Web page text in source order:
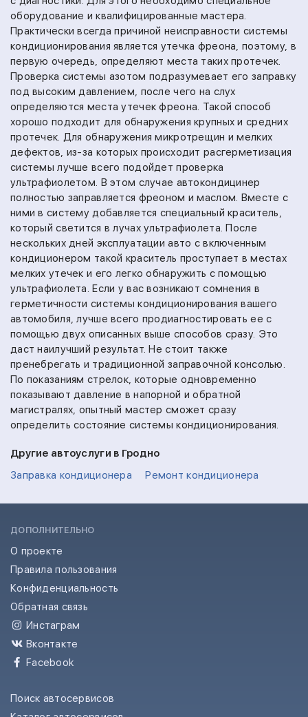
оборудование и квалифицированные мастера.
Практически всегда причиной неисправности системы
кондиционирования является утечка фреона, поэтому, в
первую очередь, определяют места таких протечек.
Проверка системы азотом подразумевает его заправку
под высоким давлением, после чего на слух
определяются места утечек фреона. Такой способ
хорошо подходит для обнаружения крупных и средних
протечек. Для обнаружения микротрещин и мелких
дефектов, из-за которых происходит расгерметизация
системы лучше всего подойдет проверка
ультрафиолетом. В этом случае автокондицинер
полностью заправляется фреоном и маслом. Вместе с
ними в систему добавляется специальный краситель,
который светится в лучах ультрафиолета. После
нескольких дней эксплуатации авто с включенным
кондиционером такой краситель проступает в местах
мелких утечек и его легко обнаружить с помощью
ультрафиолета. Если у вас возникают сомнения в
герметичности системы кондиционирования вашего
автомобиля, лучше всего продиагностировать ее с
помощью двух описанных выше способов сразу. Это
даст наилучший результат. Не стоит также
пренебрегать и традиционной заправочной консолью.
По показаниям стрелок, которые одновременно
показывают давление в напорной и обратной
магистралях, опытный мастер сможет сразу
определить состояние системы кондиционирования.
Другие автоуслуги в Гродно
Заправка кондиционера
Ремонт кондиционера
ДОПОЛНИТЕЛЬНО
О проекте
Правила пользования
Конфиденциальность
Обратная связь
Инстаграм
Вконтакте
Facebook
Поиск автосервисов